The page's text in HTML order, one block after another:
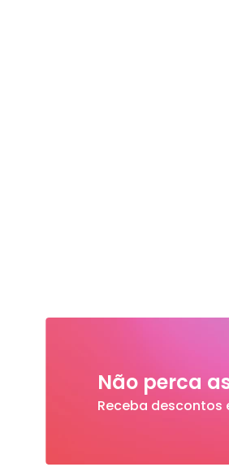
Não perca
Receba descontos